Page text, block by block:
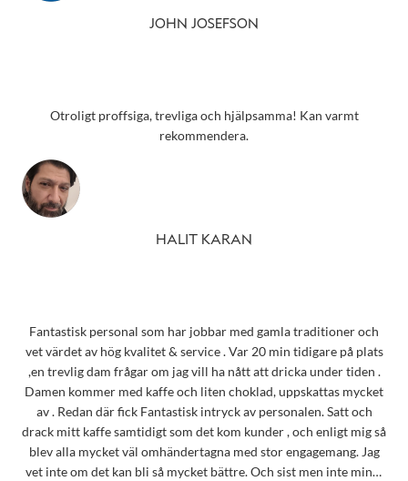
JOHN JOSEFSON
Otroligt proffsiga, trevliga och hjälpsamma! Kan varmt
rekommendera.
HALIT KARAN
Fantastisk personal som har jobbar med gamla traditioner och
vet värdet av hög kvalitet & service . Var 20 min tidigare på plats
,en trevlig dam frågar om jag vill ha nått att dricka under tiden .
Damen kommer med kaffe och liten choklad, uppskattas mycket
av . Redan där fick Fantastisk intryck av personalen. Satt och
drack mitt kaffe samtidigt som det kom kunder , och enligt mig så
blev alla mycket väl omhändertagna med stor engagemang. Jag
vet inte om det kan bli så mycket bättre. Och sist men inte minst